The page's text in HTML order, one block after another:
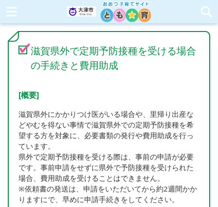
滋賀県外で定期予防接種を受ける場合
の手続きと費用助成
[概要]
滋賀県外にかかりつけ医がいる場合や、里帰り出産な
どやむを得ない事情で滋賀県外での定期予防接種を希
望する方を対象に、必要書類の発行や費用助成を行っ
ています。
県外で定期予防接種を受ける際は、事前の申請が必要
です。事前申請をせずに県外で予防接種を受けられた
場合、費用助成を受けることはできません。
※依頼書の発送は、申請をいただいてから約2週間かか
りますにで、早めに申請手続きをしてください。